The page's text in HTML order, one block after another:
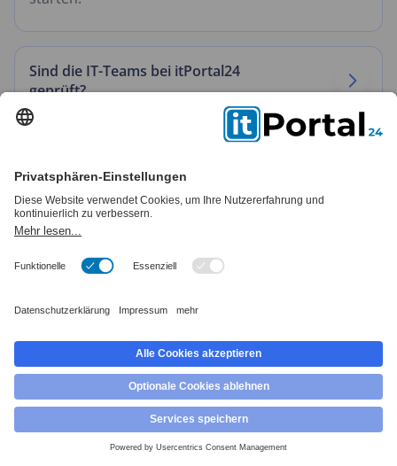
+49 (0)30 30809245 Beratung & Kontakt
Sind die IT-Teams bei itPortal24
geprüft?
Ja, alle Teams durchlaufen einen strengen
Auswahlprozess, um höchste Qualität und
Welche Rolle spielt itPortal24,
während und nach der
Projektabwicklung?
Während der Projektabwicklung sorgt itPortal24
jederzeit als Ansprechpartner zur Verfügung.
Auch nach Abschluss des Projekts unterstützen
wir Sie bei den nächsten Schritten – sei es bei der
Markteinführung, dem Skalieren Ihrer Software
oder neuen IT-Vorhaben. Ihr IT-Team bleibt an
Ihrer Seite und kümmert sich um Updates,